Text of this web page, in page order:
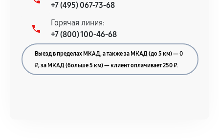
Документы для подтверждения
гарантии
Гарантийный талон.
Акт выполненных работ с датой, перечнем
услуг и сроком гарантии.
+7 (495) 067-73-68
Горячая линия:
+7 (800) 100-46-68
Выезд в пределах МКАД, а также за МКАД (до 5 км) — 0
₽, за МКАД (больше 5 км) — клиент оплачивает 250 ₽.